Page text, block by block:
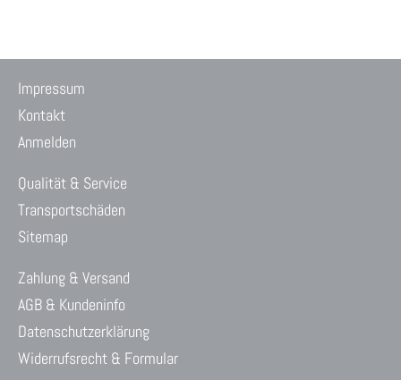
Impressum
Kontakt
Anmelden
Qualität & Service
Transportschäden
Sitemap
Zahlung & Versand
AGB & Kundeninfo
Datenschutzerklärung
Widerrufsrecht & Formular